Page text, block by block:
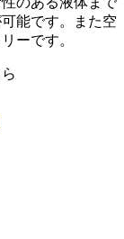
能です。また空
ーです。